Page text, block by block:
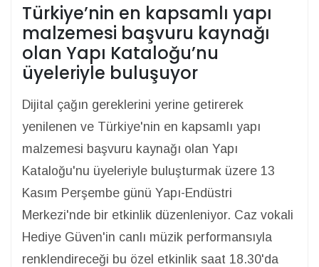
Türkiye’nin en kapsamlı yapı
malzemesi başvuru kaynağı
olan Yapı Kataloğu’nu
üyeleriyle buluşuyor
Dijital çağın gereklerini yerine getirerek
yenilenen ve Türkiye'nin en kapsamlı yapı
malzemesi başvuru kaynağı olan Yapı
Kataloğu'nu üyeleriyle buluşturmak üzere 13
Kasım Perşembe günü Yapı-Endüstri
Merkezi'nde bir etkinlik düzenleniyor. Caz vokali
Hediye Güven'in canlı müzik performansıyla
renklendireceği bu özel etkinlik saat 18.30'da